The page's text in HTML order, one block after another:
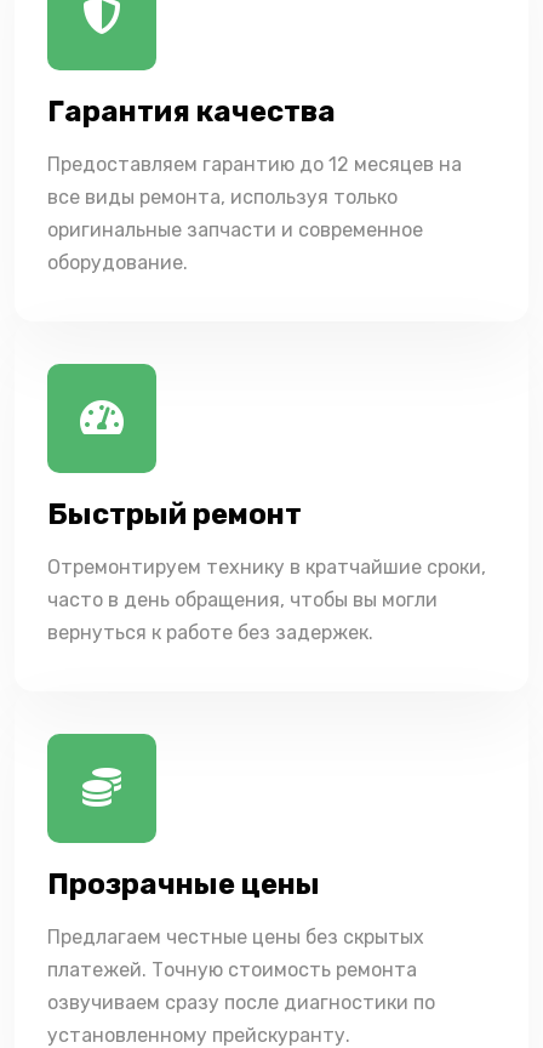
Гарантия качества
Предоставляем гарантию до 12 месяцев на
все виды ремонта, используя только
оригинальные запчасти и современное
оборудование.
Быстрый ремонт
Отремонтируем технику в кратчайшие сроки,
часто в день обращения, чтобы вы могли
вернуться к работе без задержек.
Прозрачные цены
Предлагаем честные цены без скрытых
платежей. Точную стоимость ремонта
озвучиваем сразу после диагностики по
установленному прейскуранту.